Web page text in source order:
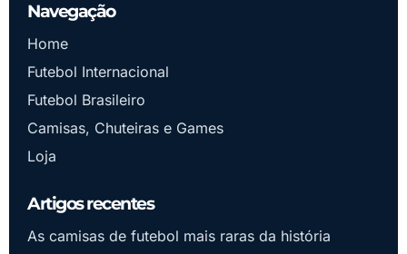
Navegação
Home
Futebol Internacional
Futebol Brasileiro
Camisas, Chuteiras e Games
Loja
Artigos recentes
As camisas de futebol mais raras da história